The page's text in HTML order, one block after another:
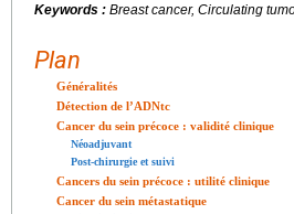
Keywords : Breast cancer, Circulating
Plan
Généralités
Détection de l’ADNtc
Cancer du sein précoce : validité clinique
Néoadjuvant
Post-chirurgie et suivi
Cancers du sein précoce : utilité clinique
Cancer du sein métastatique